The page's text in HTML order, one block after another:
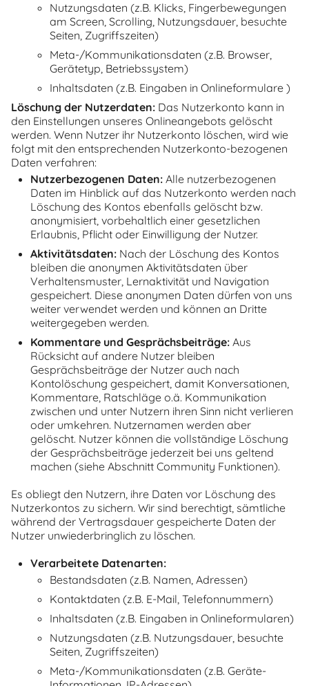
Nutzungsdaten (z.B. Klicks, Fingerbewegungen
am Screen, Scrolling, Nutzungsdauer, besuchte
Seiten, Zugriffszeiten)
Meta-/Kommunikationsdaten (z.B. Browser,
Gerätetyp, Betriebssystem)
Inhaltsdaten (z.B. Eingaben in Onlineformulare )
Löschung der Nutzerdaten: Das Nutzerkonto kann in
den Einstellungen unseres Onlineangebots gelöscht
werden. Wenn Nutzer ihr Nutzerkonto löschen, wird wie
folgt mit den entsprechenden Nutzerkonto-bezogenen
Daten verfahren:
Nutzerbezogenen Daten: Alle nutzerbezogenen
Daten im Hinblick auf das Nutzerkonto werden nach
Löschung des Kontos ebenfalls gelöscht bzw.
anonymisiert, vorbehaltlich einer gesetzlichen
Erlaubnis, Pflicht oder Einwilligung der Nutzer.
Aktivitätsdaten: Nach der Löschung des Kontos
bleiben die anonymen Aktivitätsdaten über
Verhaltensmuster, Lernaktivität und Navigation
gespeichert. Diese anonymen Daten dürfen von uns
weiter verwendet werden und können an Dritte
weitergegeben werden.
Kommentare und Gesprächsbeiträge: Aus
Rücksicht auf andere Nutzer bleiben
Gesprächsbeiträge der Nutzer auch nach
Kontolöschung gespeichert, damit Konversationen,
Kommentare, Ratschläge o.ä. Kommunikation
zwischen und unter Nutzern ihren Sinn nicht verlieren
oder umkehren. Nutzernamen werden aber
gelöscht. Nutzer können die vollständige Löschung
der Gesprächsbeiträge jederzeit bei uns geltend
machen (siehe Abschnitt Community Funktionen).
Es obliegt den Nutzern, ihre Daten vor Löschung des
Nutzerkontos zu sichern. Wir sind berechtigt, sämtliche
während der Vertragsdauer gespeicherte Daten der
Nutzer unwiederbringlich zu löschen.
Verarbeitete Datenarten:
Bestandsdaten (z.B. Namen, Adressen)
Kontaktdaten (z.B. E-Mail, Telefonnummern)
Inhaltsdaten (z.B. Eingaben in Onlineformularen)
Nutzungsdaten (z.B. Nutzungsdauer, besuchte
Seiten, Zugriffszeiten)
Meta-/Kommunikationsdaten (z.B. Geräte-